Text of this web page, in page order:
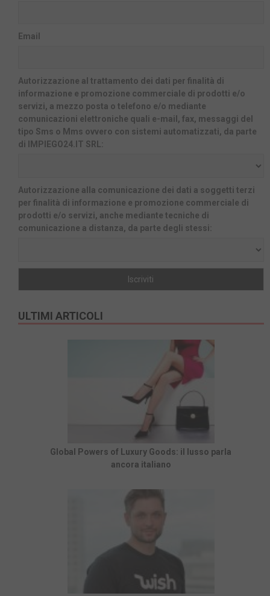
Email
Autorizzazione al trattamento dei dati per finalità di
informazione e promozione commerciale di prodotti e/o
servizi, a mezzo posta o telefono e/o mediante
comunicazioni elettroniche quali e-mail, fax, messaggi del
tipo Sms o Mms ovvero con sistemi automatizzati, da parte
di IMPIEGO24.IT SRL:
Autorizzazione alla comunicazione dei dati a soggetti terzi
per finalità di informazione e promozione commerciale di
prodotti e/o servizi, anche mediante tecniche di
comunicazione a distanza, da parte degli stessi:
ULTIMI ARTICOLI
Global Powers of Luxury Goods: il lusso parla
ancora italiano